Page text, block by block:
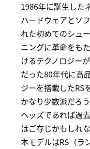
1986年に誕生した
ハードウェアとソ
れた初めてのシュ
ニングに革命をも
けるテクノロジー
だった80年代に高
ジーを搭載したRS
かなり少数派だろ
ヘッズであれば過
はご存じかもしれな
本モデルはRS（ラ